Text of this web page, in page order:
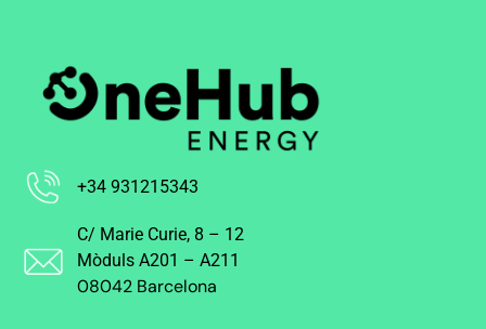
+34 931215343
C/ Marie Curie, 8 – 12
Mòduls A201 – A211
08042 Barcelona